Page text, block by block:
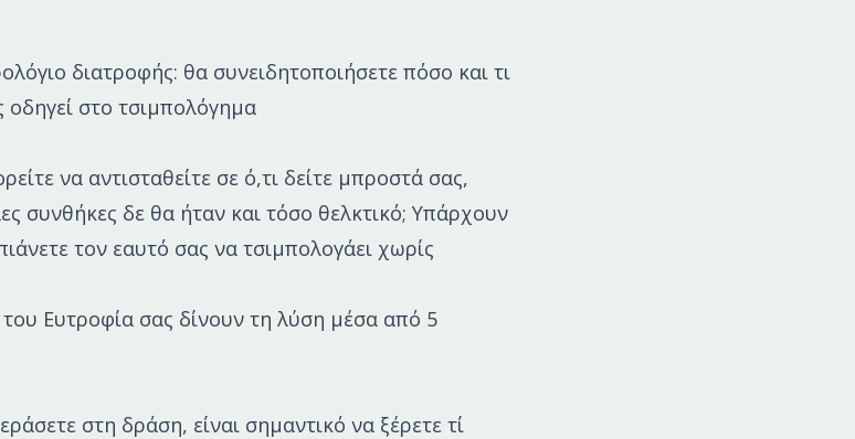
διατροφής: θα συνειδητοποιήσετε πόσο και τι
οδηγεί στο τσιμπολόγημα
να αντισταθείτε σε ό,τι δείτε μπροστά σας,
συνθήκες δε θα ήταν και τόσο θελκτικό; Υπάρχουν
τον εαυτό σας να τσιμπολογάει χωρίς
του Ευτροφία σας δίνουν τη λύση μέσα από 5
στη δράση, είναι σημαντικό να ξέρετε τί